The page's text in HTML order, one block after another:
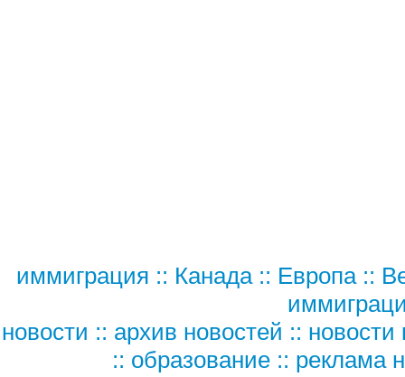
иммиграция :: Канада:: Европа::
новости :: архив новостей :: новости
:: образование :: реклама